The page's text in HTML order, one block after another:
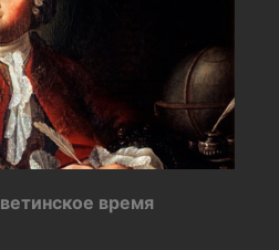
время